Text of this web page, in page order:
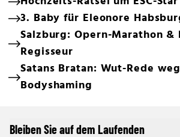
3. Baby für Eleonore
Salzburg: Opern-Marathon &
Regisseur
Satans Bratan: Wut-Rede
Bodyshaming
Bleiben Sie auf dem Laufenden